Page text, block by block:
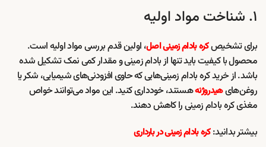
۱. شناخت مواد اولیه
برای تشخیصکره بادام زمینی اصل، اولین قدم بررسی مواد اولیه است.
محصول با کیفیت باید تنها از بادام زمینی و مقدار کمی نمک تشکیل شده
باشد. از خرید کره بادام زمینی‌هایی که حاوی افزودنی‌های شیمیایی، شکر یا
روغن‌هایهیدروژنههستند، خودداری کنید. این مواد می‌توانند خواص
مغذی کره بادام زمینی را کاهش دهند.
بیشتر بدانید:کره بادام زمینی در بارداری